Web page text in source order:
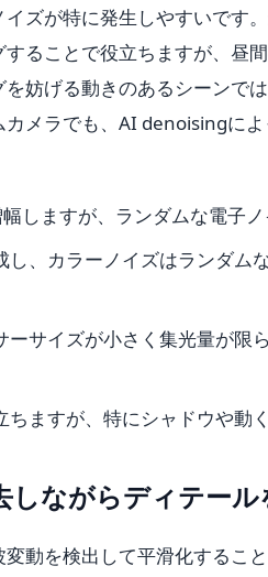
ズが特に発生しやすいです
ることで役立ちますが、昼
妨げる動きのあるシーンで
メラでも、AI denoisingに
しますが、ランダムな電子ノ
、カラーノイズはランダム
サイズが小さく集光量が限
ますが、特にシャドウや動
ながらディテー
動を検出して平滑化するこ